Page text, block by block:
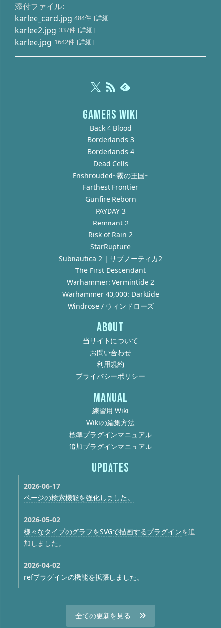
添付ファイル:
karlee_card.jpg 484件 [詳細]
karlee2.jpg 337件 [詳細]
karlee.jpg 1642件 [詳細]
GAMERS WIKI
Back 4 Blood
Borderlands 3
Borderlands 4
Dead Cells
Enshrouded~霧の王国~
Farthest Frontier
Gunfire Reborn
PAYDAY 3
Remnant 2
Risk of Rain 2
StarRupture
Subnautica 2 | サブノーティカ2
The First Descendant
Warhammer: Vermintide 2
Warhammer 40,000: Darktide
Windrose / ウィンドローズ
ABOUT
当サイトについて
お問い合わせ
利用規約
プライバシーポリシー
MANUAL
練習用 Wiki
Wikiの編集方法
標準プラグインマニュアル
追加プラグインマニュアル
UPDATES
2026-06-17
ページの検索機能を強化しました。
2026-05-02
様々なタイプのグラフをSVGで描画するプラグインを追
加しました。
2026-04-02
refプラグインの機能を拡張しました。
全ての更新を見る